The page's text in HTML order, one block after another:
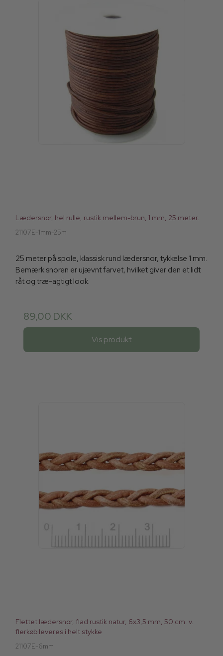
Lædersnor, hel rulle, rustik mellem-brun, 1 mm, 25 meter.
21107E-1mm-25m
25 meter på spole, klassisk rund lædersnor, tykkelse 1 mm.
Bemærk snoren er ujævnt farvet, hvilket giver den et lidt
råt og træ-agtigt look.
89,00 DKK
Vis produkt
Flettet lædersnor, flad rustik natur, 6x3,5 mm, 50 cm. v.
flerkøb leveres i helt stykke
21107E-6mm